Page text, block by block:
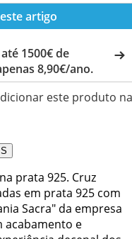
artigo
1500€ de
8,90€/ano.
este produto na
prata 925. Cruz
em prata 925 com
Sacra" da empresa
acabamento e